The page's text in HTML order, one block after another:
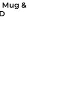
&